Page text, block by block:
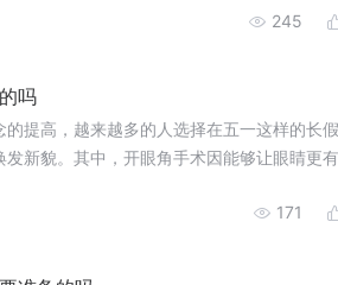
245
吗
提高，越来越多的人选择在五一这样的长
新貌。其中，开眼角手术因能够让眼睛更有
。然而，手术虽好，但术前的准备和术后的
五一假期去开眼角需要注意的事项。171